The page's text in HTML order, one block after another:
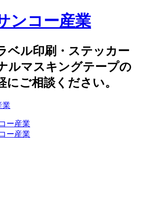
ベル印刷・ステッカー
ルマスキングテープの
にご相談ください。